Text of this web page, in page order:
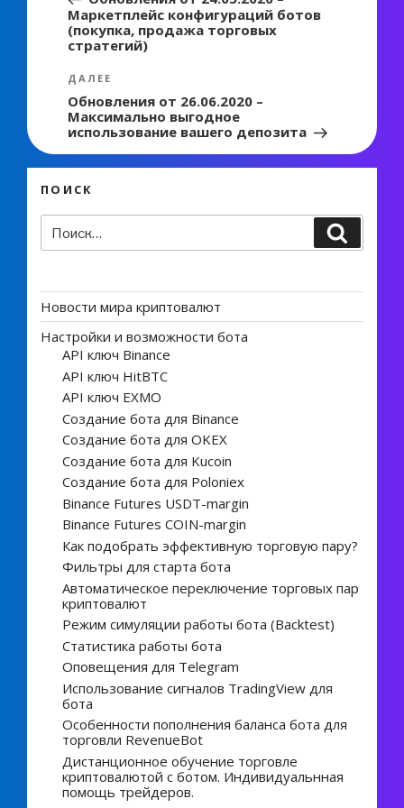
записямМаркетплейс конфигураций ботов
(покупка, продажа торговых
стратегий)
Следующая
запись
ДАЛЕЕ
Обновления от 26.06.2020 –
Максимально выгодное
использование вашего депозита
ПОИСК
Искать:
Новости мира криптовалют
Настройки и возможности бота
API ключ Binance
API ключ HitBTC
API ключ EXMO
Создание бота для Binance
Создание бота для OKEX
Создание бота для Kucoin
Создание бота для Poloniex
Binance Futures USDT-margin
Binance Futures COIN-margin
Как подобрать эффективную торговую пару?
Фильтры для старта бота
Автоматическое переключение торговых пар
криптовалют
Режим симуляции работы бота (Backtest)
Статистика работы бота
Оповещения для Telegram
Использование сигналов TradingView для
бота
Особенности пополнения баланса бота для
торговли RevenueBot
Дистанционное обучение торговле
криптовалютой с ботом. Индивидуальнная
помощь трейдеров.